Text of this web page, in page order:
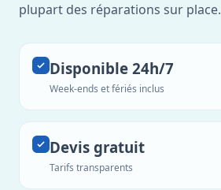
plupart des réparations sur place.
Disponible 24h/7
Week-ends et fériés inclus
Devis gratuit
Tarifs transparents